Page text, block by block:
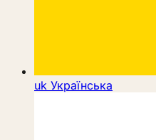
uk Українська